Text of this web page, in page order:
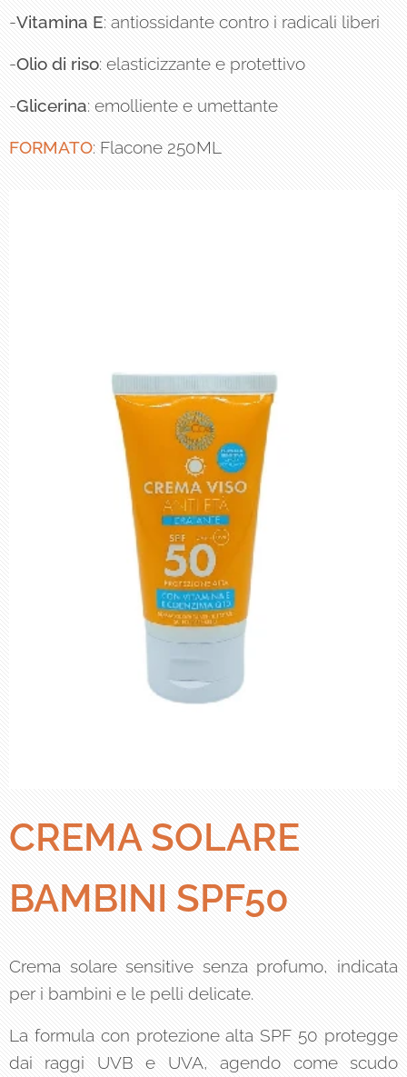
-Vitamina E: antiossidante contro i radicali liberi
-Olio di riso: elasticizzante e protettivo
-Glicerina: emolliente e umettante
FORMATO: Flacone 250ML
CREMA SOLARE
BAMBINI SPF50
Crema solare sensitive senza profumo, indicata
per i bambini e le pelli delicate.
La formula con protezione alta SPF 50 protegge
dai raggi UVB e UVA, agendo come scudo